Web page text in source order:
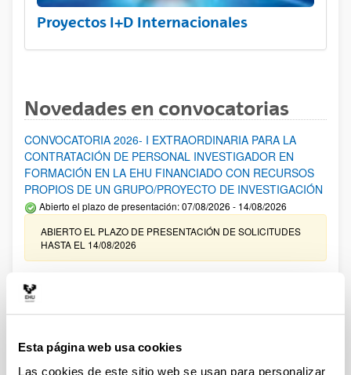
Esta página web usa cookies
Las cookies de este sitio web se usan para personalizar
Proyectos I+D Internacionales
Novedades en convocatorias
CONVOCATORIA 2026- I EXTRAORDINARIA PARA LA
CONTRATACIÓN DE PERSONAL INVESTIGADOR EN
FORMACIÓN EN LA EHU FINANCIADO CON RECURSOS
PROPIOS DE UN GRUPO/PROYECTO DE INVESTIGACIÓN
Abierto el plazo de presentación: 07/08/2026 - 14/08/2026
ABIERTO EL PLAZO DE PRESENTACIÓN DE SOLICITUDES
HASTA EL 14/08/2026
Ayudas para financiación de la adquisición y renovación de
infraestructura científica y fondos bibliográficos en la
UPV/EHU 2026
25/03/2026: Corrección de errores del listado provisional de
solicitudes admitidas y excluidas. 23/03/2026: Relación